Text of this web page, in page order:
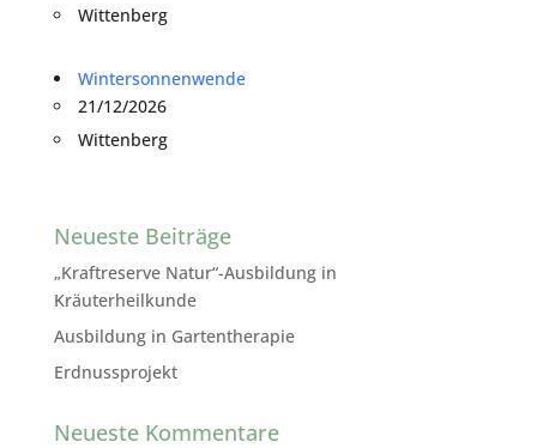
Wittenberg
Wintersonnenwende
21/12/2026
Wittenberg
Neueste Beiträge
„Kraftreserve Natur“-Ausbildung in
Kräuterheilkunde
Ausbildung in Gartentherapie
Erdnussprojekt
Neueste Kommentare